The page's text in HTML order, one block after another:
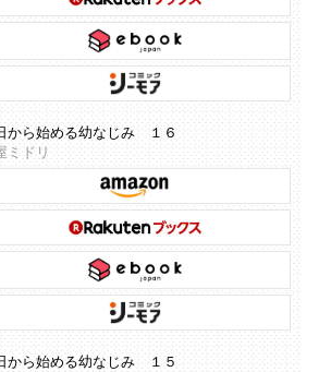
から始める幼なじみ １６
ミドリ
から始める幼なじみ １５